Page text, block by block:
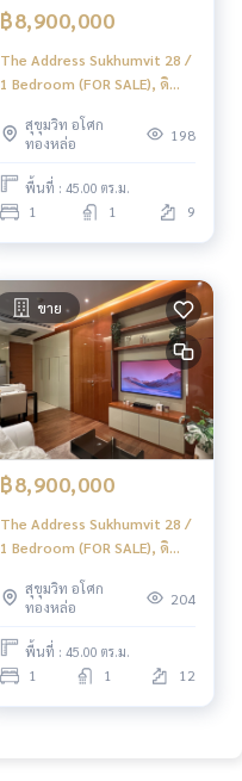
฿8,900,000
The Address Sukhumvit 28 /
1 Bedroom (FOR SALE), ดิ
นอน (ขาย) NONT107
สุขุมวิท อโศก
ทองหล่อ
198
พื้นที่ : 45.00 ตร.ม.
1 1 9
ขาย
฿8,900,000
The Address Sukhumvit 28 /
1 Bedroom (FOR SALE), ดิ
นอน (ขาย) NA038
สุขุมวิท อโศก
ทองหล่อ
204
พื้นที่ : 45.00 ตร.ม.
1 1 12